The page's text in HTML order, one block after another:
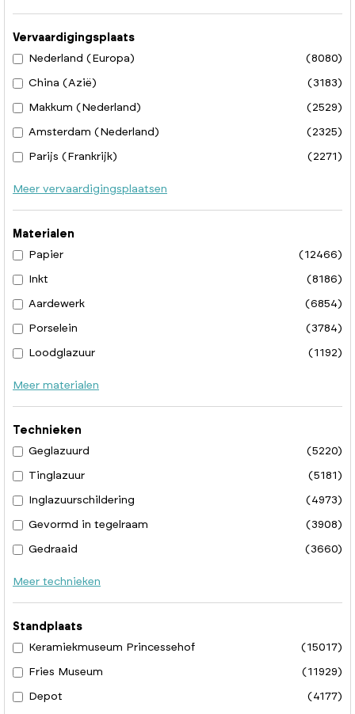
Vervaardigingsplaats
Nederland (Europa)
(8080)
China (Azië) (3183)
Makkum (Nederland) (2529)
Amsterdam (Nederland) (2325)
Parijs (Frankrijk) (2271)
Meer vervaardigingsplaatsen
Materialen
Papier
(12466)
Inkt (8186)
Aardewerk (6854)
Porselein (3784)
Loodglazuur (1192)
Meer materialen
Technieken
Geglazuurd
(5220)
Tinglazuur (5181)
Inglazuurschildering (4973)
Gevormd in tegelraam (3908)
Gedraaid (3660)
Meer technieken
Standplaats
Keramiekmuseum Princessehof
(15017)
Fries Museum (11929)
Depot (4177)